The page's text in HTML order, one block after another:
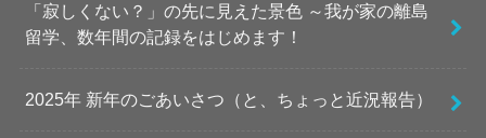
「寂しくない？」の先に見えた景色 ～我が家の離島
留学、数年間の記録をはじめます！
2025年 新年のごあいさつ（と、ちょっと近況報告）